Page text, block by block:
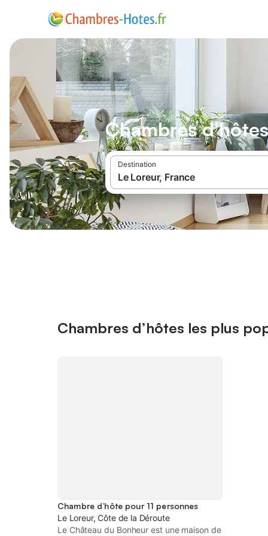
Chambres
Destination
Chambres d’hôtes les plus
Chambre d’hôte pour 11 personnes
Le Loreur, Côte de la Déroute
Le Château du Bonheur est une maison de